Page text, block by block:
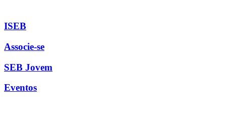
ISEB
Associe-se
SEB Jovem
Eventos